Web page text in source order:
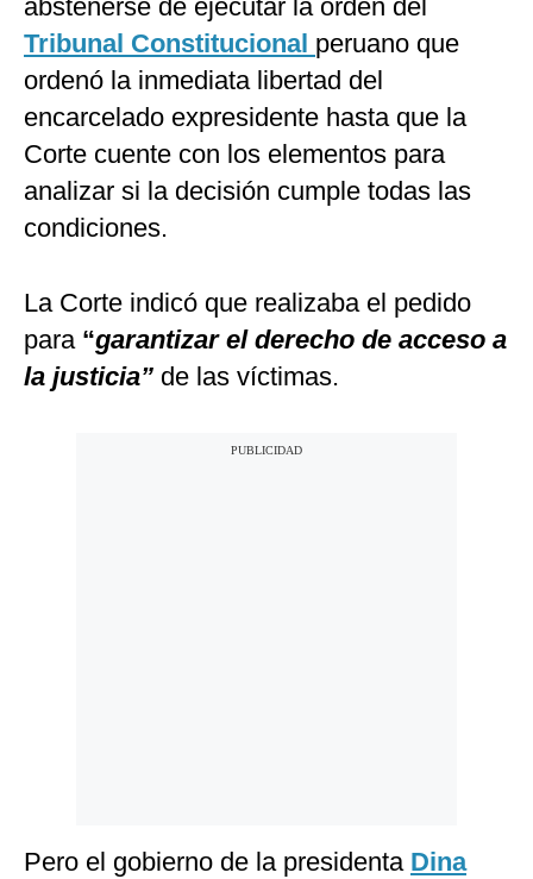
abstenerse de ejecutar la orden del
Tribunal Constitucional peruano que
ordenó la inmediata libertad del
encarcelado expresidente hasta que la
Corte cuente con los elementos para
analizar si la decisión cumple todas las
condiciones.
La Corte indicó que realizaba el pedido
para “garantizar el derecho de acceso a
la justicia” de las víctimas.
Pero el gobierno de la presidenta Dina